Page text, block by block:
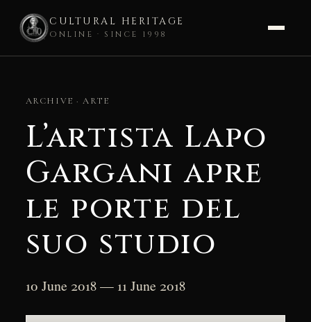
CULTURAL HERITAGE
ONLINE · SINCE 1998
contentARCHIVE · ARTE
L’artista Lapo
Gargani apre
le porte del
suo studio
10 June 2018 — 11 June 2018